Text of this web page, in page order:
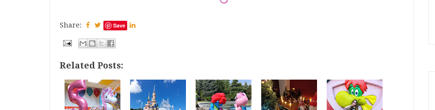
Share: Save
Related Posts: